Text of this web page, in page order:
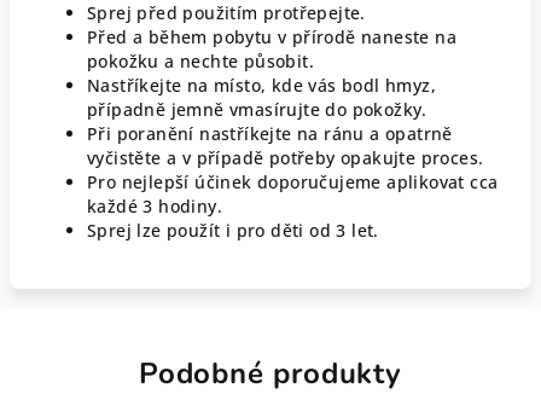
Sprej před použitím protřepejte.
Před a během pobytu v přírodě naneste na
pokožku a nechte působit.
Nastříkejte na místo, kde vás bodl hmyz,
případně jemně vmasírujte do pokožky.
Při poranění nastříkejte na ránu a opatrně
vyčistěte a v případě potřeby opakujte proces.
Pro nejlepší účinek doporučujeme aplikovat cca
každé 3 hodiny.
Sprej lze použít i pro děti od 3 let.
Podobné produkty